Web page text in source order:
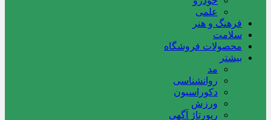
علمی
فرهنگ و هنر
سلامت
محصولات فروشگاه
بیشتر
مد
روانشناسی
دکوراسیون
ورزش
رپورتاژ آگهی